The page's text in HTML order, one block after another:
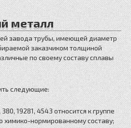
металл
завода трубы, имеющей диаметр
заказчиком толщиной
по своему составу сплавы
следующие:
19281, 4543 относится к группе
химико-нормированному составу;